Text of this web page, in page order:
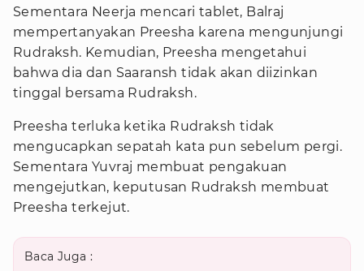
Sementara Neerja mencari tablet, Balraj
mempertanyakan Preesha karena mengunjungi
Rudraksh. Kemudian, Preesha mengetahui
bahwa dia dan Saaransh tidak akan diizinkan
tinggal bersama Rudraksh.
Preesha terluka ketika Rudraksh tidak
mengucapkan sepatah kata pun sebelum pergi.
Sementara Yuvraj membuat pengakuan
mengejutkan, keputusan Rudraksh membuat
Preesha terkejut.
Baca Juga :